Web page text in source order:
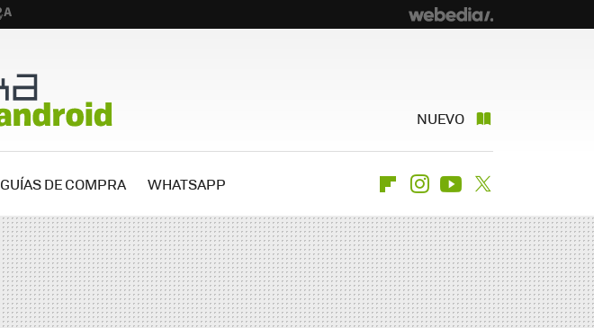
NUEVO
GUÍAS DE COMPRA WHATSAPP FlipboardInstagramYoutube